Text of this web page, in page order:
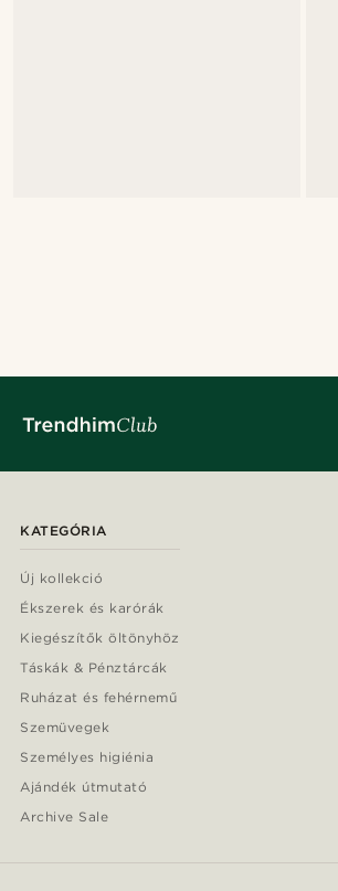
KATEGÓRIA
Új kollekció
Ékszerek és karórák
Kiegészítők öltönyhöz
Táskák & Pénztárcák
Ruházat és fehérnemű
Szemüvegek
Személyes higiénia
Ajándék útmutató
Archive Sale